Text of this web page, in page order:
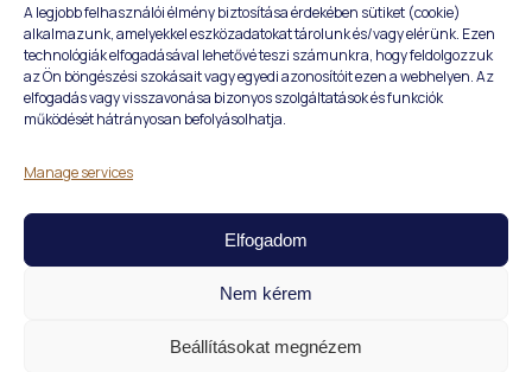
A legjobb felhasználói élmény biztosítása érdekében sütiket (cookie)
alkalmazunk, amelyekkel eszközadatokat tárolunk és/vagy elérünk. Ezen
technológiák elfogadásával lehetővé teszi számunkra, hogy feldolgozzuk
az Ön böngészési szokásait vagy egyedi azonosítóit ezen a webhelyen. Az
elfogadás vagy visszavonása bizonyos szolgáltatások és funkciók
működését hátrányosan befolyásolhatja.
Manage services
Elfogadom
Nem kérem
Beállításokat megnézem
Rólunk
Kapcsolat
Impresszum
Adatkezelési tájékoztató